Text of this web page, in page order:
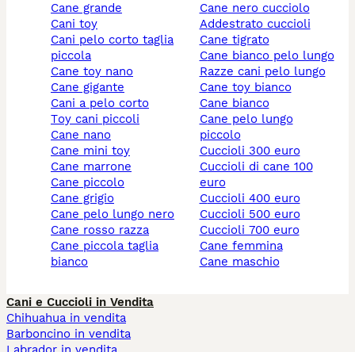
cane grande
cani toy
cani pelo corto taglia
piccola
cane toy nano
cane gigante
cani a pelo corto
toy cani piccoli
cane nano
cane mini toy
cane marrone
cane piccolo
cane grigio
cane pelo lungo nero
cane rosso razza
cane piccola taglia
bianco
cane nero cucciolo
addestrato cuccioli
cane tigrato
cane bianco pelo lungo
razze cani pelo lungo
cane toy bianco
cane bianco
cane pelo lungo
piccolo
cuccioli 300 euro
cuccioli di cane 100
euro
cuccioli 400 euro
cuccioli 500 euro
cuccioli 700 euro
cane femmina
cane maschio
Cani e Cuccioli in Vendita
Chihuahua in vendita
Barboncino in vendita